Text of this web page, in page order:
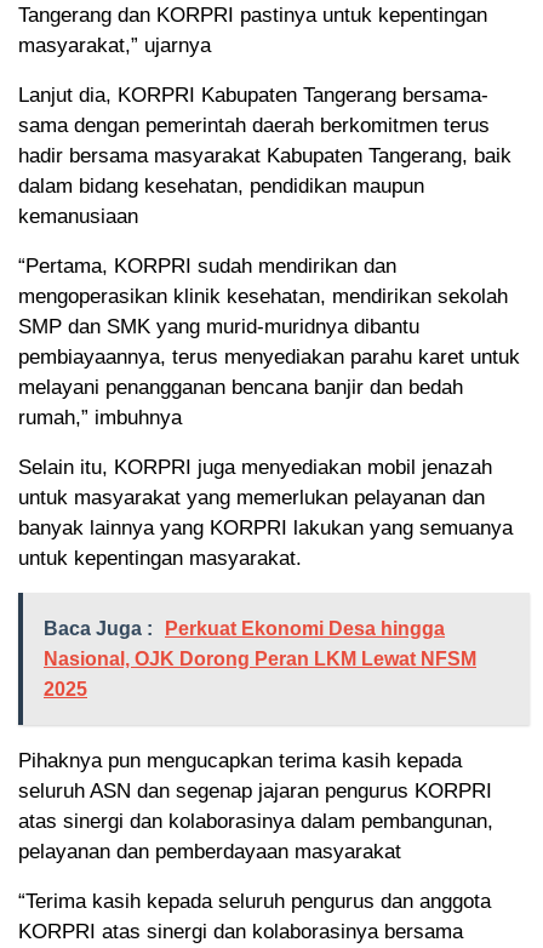
Tangerang dan KORPRI pastinya untuk kepentingan
masyarakat,” ujarnya
Lanjut dia, KORPRI Kabupaten Tangerang bersama-
sama dengan pemerintah daerah berkomitmen terus
hadir bersama masyarakat Kabupaten Tangerang, baik
dalam bidang kesehatan, pendidikan maupun
kemanusiaan
“Pertama, KORPRI sudah mendirikan dan
mengoperasikan klinik kesehatan, mendirikan sekolah
SMP dan SMK yang murid-muridnya dibantu
pembiayaannya, terus menyediakan parahu karet untuk
melayani penangganan bencana banjir dan bedah
rumah,” imbuhnya
Selain itu, KORPRI juga menyediakan mobil jenazah
untuk masyarakat yang memerlukan pelayanan dan
banyak lainnya yang KORPRI lakukan yang semuanya
untuk kepentingan masyarakat.
Baca Juga :
Perkuat Ekonomi Desa hingga
Nasional, OJK Dorong Peran LKM Lewat NFSM
2025
Pihaknya pun mengucapkan terima kasih kepada
seluruh ASN dan segenap jajaran pengurus KORPRI
atas sinergi dan kolaborasinya dalam pembangunan,
pelayanan dan pemberdayaan masyarakat
“Terima kasih kepada seluruh pengurus dan anggota
KORPRI atas sinergi dan kolaborasinya bersama